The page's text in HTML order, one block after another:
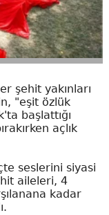
şehit yakınları
"eşit özlük
başlattığı
açlık
seslerini siyasi
aileleri, 4
kadar